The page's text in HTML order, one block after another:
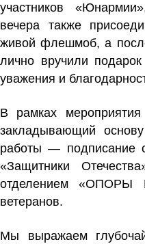
участников
вечера также
живой флешмоб, а
лично вручили
уважения и
В рамках
закладывающий
работы — подписание
«Защитники
отделением «ОПОРЫ
ветеранов.
Мы выражаем